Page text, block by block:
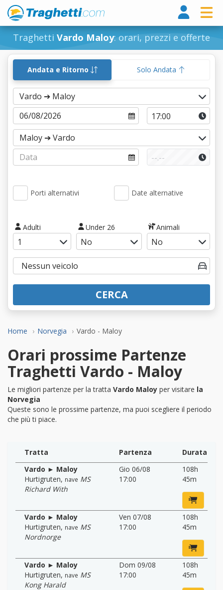
Traghetti Vardo Maloy: orari, prezzi e offerte
Home Norvegia Vardo - Maloy
Andata e Ritorno Solo Andata
Porti alternativi Date alternative
Adulti Under 26 Animali
CERCA
Orari prossime Partenze
Traghetti Vardo - Maloy
Le migliori partenze per la tratta Vardo Maloy per visitare la
Norvegia
Queste sono le prossime partenze, ma puoi scegliere il periodo
che più ti piace.
Tratta Partenza
Durata
Vardo ► Maloy
Hurtigruten, nave MS
Richard With
Gio 06/08
17:00
108h
45m
Vardo ► Maloy
Hurtigruten, nave MS
Nordnorge
Ven 07/08
17:00
108h
45m
Vardo ► Maloy
Hurtigruten, nave MS
Kong Harald
Dom 09/08
17:00
108h
45m